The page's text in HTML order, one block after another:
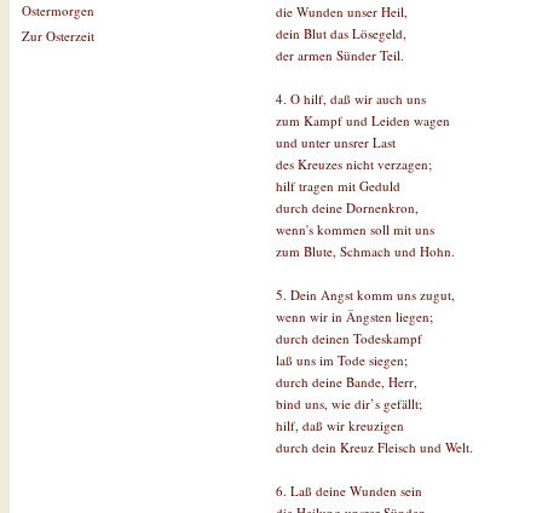
Ostermorgen
Zur Osterzeit
die Wunden unser Heil,
dein Blut das Lösegeld,
der armen Sünder Teil.
4. O hilf, daß wir auch uns
zum Kampf und Leiden wagen
und unter unsrer Last
des Kreuzes nicht verzagen;
hilf tragen mit Geduld
durch deine Dornenkron,
wenn's kommen soll mit uns
zum Blute, Schmach und Hohn.
5. Dein Angst komm uns zugut,
wenn wir in Ängsten liegen;
durch deinen Todeskampf
laß uns im Tode siegen;
durch deine Bande, Herr,
bind uns, wie dir’s gefällt;
hilf, daß wir kreuzigen
durch dein Kreuz Fleisch und Welt.
6. Laß deine Wunden sein